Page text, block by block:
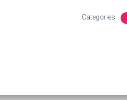
Categories: